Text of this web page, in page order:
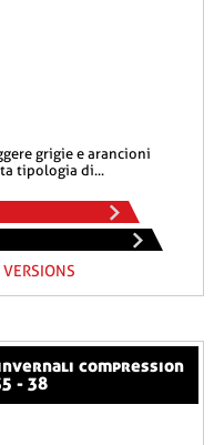
tipologia di...
- 38